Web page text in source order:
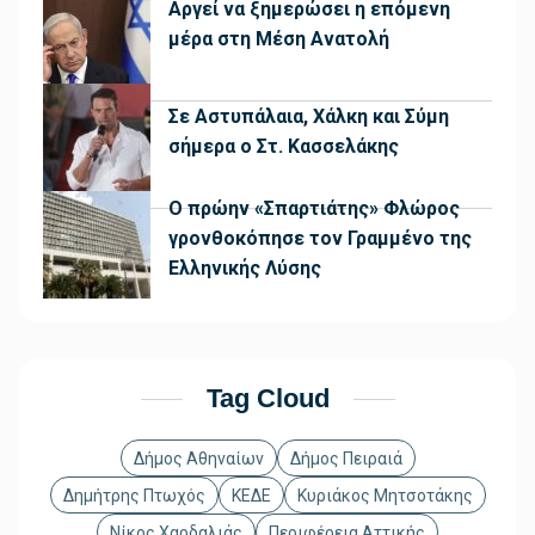
Αργεί να ξημερώσει η επόμενη
μέρα στη Μέση Ανατολή
Σε Αστυπάλαια, Χάλκη και Σύμη
σήμερα ο Στ. Κασσελάκης
Ο πρώην «Σπαρτιάτης» Φλώρος
γρονθοκόπησε τον Γραμμένο της
Ελληνικής Λύσης
Tag Cloud
Δήμος Αθηναίων
Δήμος Πειραιά
Δημήτρης Πτωχός
ΚΕΔΕ
Κυριάκος Μητσοτάκης